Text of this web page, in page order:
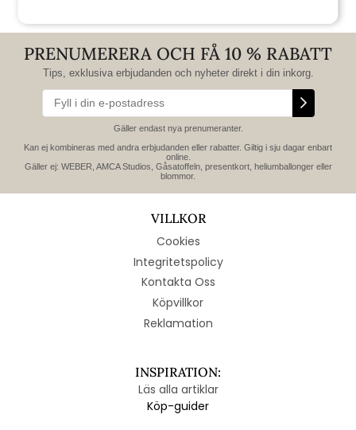
PRENUMERERA OCH FÅ 10 % RABATT
Tips, exklusiva erbjudanden och nyheter direkt i din inkorg.
Gäller endast nya prenumeranter.
Kan ej kombineras med andra erbjudanden eller rabatter. Giltig i sju dagar enbart
online.
Gäller ej: WEBER, AMCA Studios, Gåsatoffeln, presentkort, heliumballonger eller
blommor.
VILLKOR
Cookies
Integritetspolicy
Kontakta Oss
Köpvillkor
Reklamation
INSPIRATION:
Läs alla artiklar
Köp-guider